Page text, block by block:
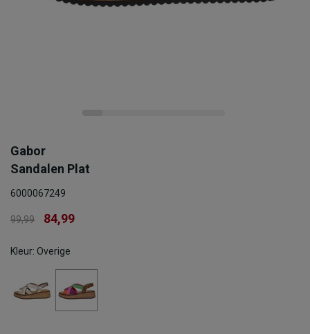
Gabor
Sandalen Plat
6000067249
99,99 84,99
Kleur: Overige